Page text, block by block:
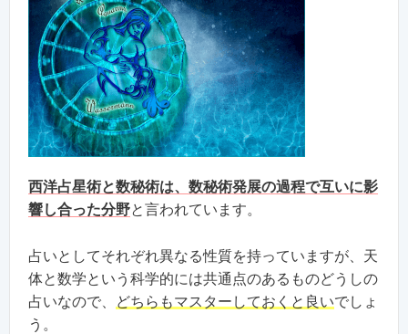
西洋占星術と数秘術は、数秘術発展の過程で互いに影
響し合った分野と言われています。
占いとしてそれぞれ異なる性質を持っていますが、天
体と数学という科学的には共通点のあるものどうしの
占いなので、
どちらもマスターしておくと良いでしょ
う。